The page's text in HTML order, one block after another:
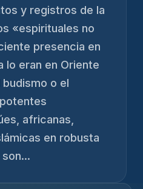
y registros de la
«espirituales no
presencia en
lo eran en Oriente
o el
africanas,
en robusta